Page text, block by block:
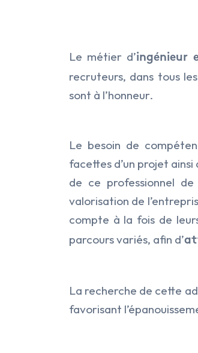
Le métier d’ingénieur
recruteurs, dans tous
sont à l’honneur.
Le besoin de
facettes d’un projet
de ce professionnel
valorisation de
compte à la fois de
parcours variés, afin d’
La recherche de cette
favorisant